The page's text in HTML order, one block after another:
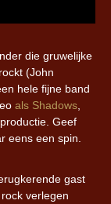
die gruwelijke
(John
hele fijne band
als Shadows
Geef
eens een spin.
gast
verlegen